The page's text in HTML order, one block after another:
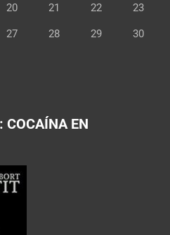
20 21 22 23
27 28 29 30
COCAÍNA EN